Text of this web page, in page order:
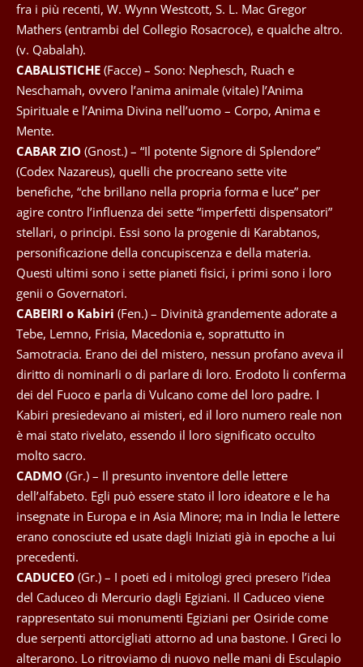
fra i più recenti, W. Wynn Westcott, S. L. Mac Gregor
Mathers (entrambi del Collegio Rosacroce), e qualche altro.
(v. Qabalah).
CABALISTICHE (Facce) – Sono: Nephesch, Ruach e
Neschamah, ovvero l’anima animale (vitale) l’Anima
Spirituale e l’Anima Divina nell’uomo – Corpo, Anima e
Mente.
CABAR ZIO (Gnost.) – “Il potente Signore di Splendore”
(Codex Nazareus), quelli che procreano sette vite
benefiche, “che brillano nella propria forma e luce” per
agire contro l’influenza dei sette “imperfetti dispensatori”
stellari, o principi. Essi sono la progenie di Karabtanos,
personificazione della concupiscenza e della materia.
Questi ultimi sono i sette pianeti fisici, i primi sono i loro
genii o Governatori.
CABEIRI o Kabiri (Fen.) – Divinità grandemente adorate a
Tebe, Lemno, Frisia, Macedonia e, soprattutto in
Samotracia. Erano dei del mistero, nessun profano aveva il
diritto di nominarli o di parlare di loro. Erodoto li conferma
dei del Fuoco e parla di Vulcano come del loro padre. I
Kabiri presiedevano ai misteri, ed il loro numero reale non
è mai stato rivelato, essendo il loro significato occulto
molto sacro.
CADMO (Gr.) – Il presunto inventore delle lettere
dell’alfabeto. Egli può essere stato il loro ideatore e le ha
insegnate in Europa e in Asia Minore; ma in India le lettere
erano conosciute ed usate dagli Iniziati già in epoche a lui
precedenti.
CADUCEO (Gr.) – I poeti ed i mitologi greci presero l’idea
del Caduceo di Mercurio dagli Egiziani. Il Caduceo viene
rappresentato sui monumenti Egiziani per Osiride come
due serpenti attorcigliati attorno ad una bastone. I Greci lo
alterarono. Lo ritroviamo di nuovo nelle mani di Esculapio